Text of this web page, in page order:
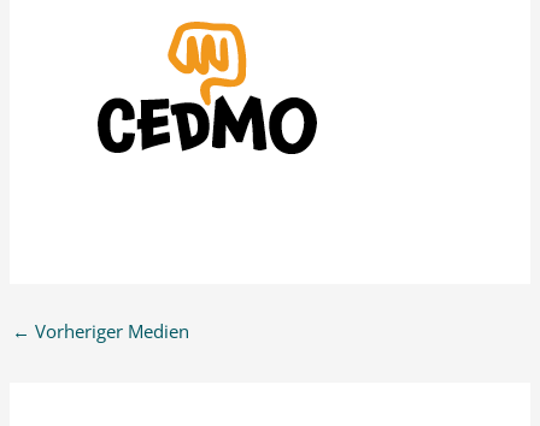
← Vorheriger Medien